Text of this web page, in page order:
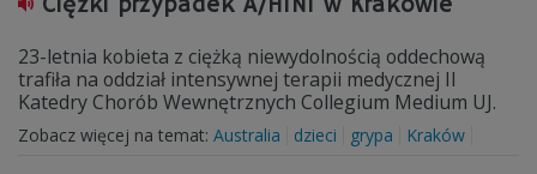
23-letnia kobieta z ciężką niewydolnością oddechową
trafiła na oddział intensywnej terapii medycznej II
Katedry Chorób Wewnętrznych Collegium Medium UJ.
Zobacz więcej na temat: Australia dzieci grypa Kraków